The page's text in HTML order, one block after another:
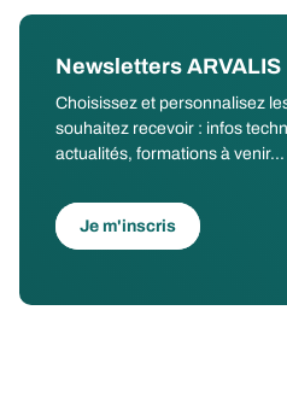
Newsletters ARVALIS
Choisissez et personnalisez
souhaitez recevoir : infos
actualités, formations à venir...
Je m'inscris